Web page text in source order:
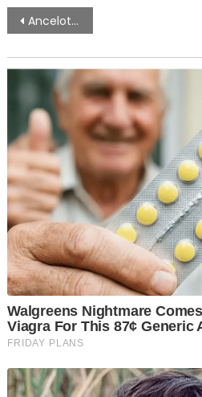
Navegação
de
artigos
Ancelotti vê Neymar em condição de jogo e acena com Rayan titular